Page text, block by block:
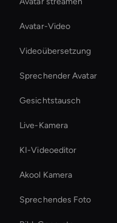
Avatar-Video
Videoübersetzung
Sprechender Avatar
Gesichtstausch
Live-Kamera
KI-Videoeditor
Akool Kamera
Sprechendes Foto